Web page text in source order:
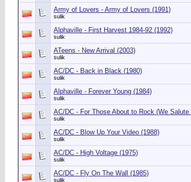
Army of Lovers - Army of Lovers (1991)
sulik
Alphaville - First Harvest 1984-92 (1992)
sulik
ATeens ‎- New Arrival (2003)
sulik
AC/DC - Back in Black (1980)
sulik
Alphaville - Forever Young (1984)
sulik
AC/DC ‎- For Those About to Rock (We Salute
sulik
AC/DC - Blow Up Your Video (1988)
sulik
AC/DC ‎- High Voltage (1975)
sulik
AC/DC - Fly On The Wall (1985)
sulik